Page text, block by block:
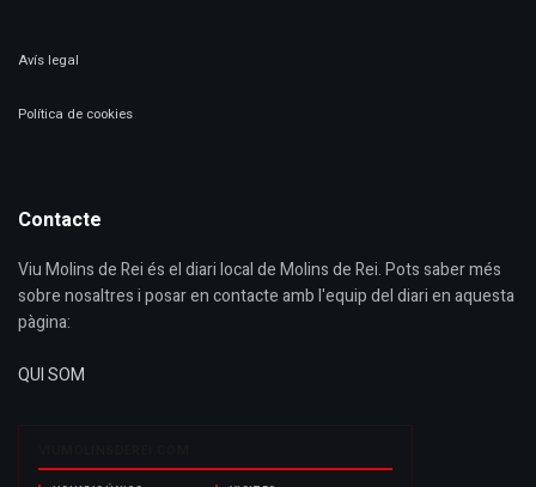
Avís legal
Política de cookies
Contacte
Viu Molins de Rei és el diari local de Molins de Rei. Pots saber més
sobre nosaltres i posar en contacte amb l'equip del diari en aquesta
pàgina:
QUI SOM